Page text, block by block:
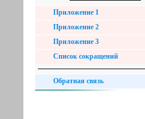
Приложение 1
Приложение 2
Приложение 3
Список сокращений
Обратная связь